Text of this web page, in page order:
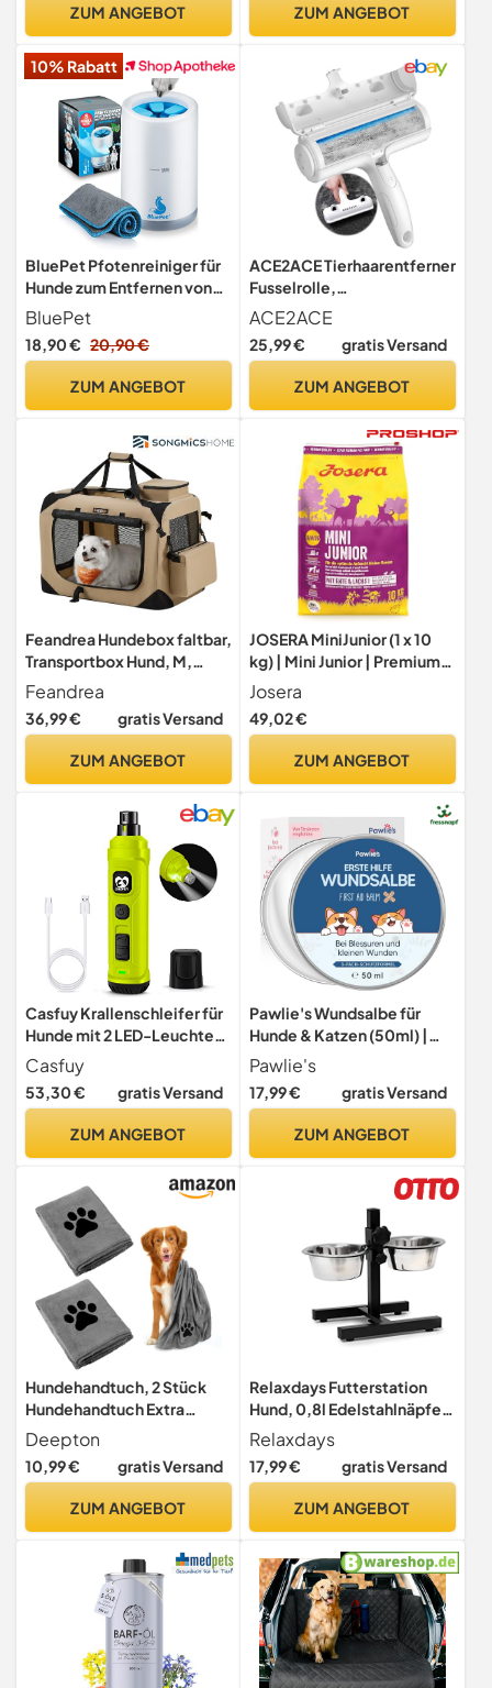
ZUM ANGEBOT ZUM ANGEBOT
10% Rabatt
BluePet Pfotenreiniger für
Hunde zum Entfernen von
Sand, Dreck & Schmutz von
Hundepfoten I Inkl.
Mikrofaser-Handtuch I
und Urlaub - PfotenBlitz
BluePet
18,90 € 20,90 €
ZUM ANGEBOT
ACE2ACE Tierhaarentferner
Fusselrolle,
Katzenhaarentferner
ACE2ACE
25,99 € gratis Versand
ZUM ANGEBOT
Feandrea Hundebox faltbar,
Transportbox Hund, M,
Hundetasche, Oxford-
Gewebe, Netzstoff,
atmungsaktiv tragbar
Metallrahmen, mit Griffen,
Kamelbraun PDC060K01
Feandrea
36,99 € gratis Versand
ZUM ANGEBOT
JOSERA MiniJunior (1 x 10
kg) | Mini Junior | Premium
Trockenfutter für
wachsende Hunde ab der 6.
Woche | Ente & Lachs |
Entwicklung | weizenfrei |
Josera
49,02 €
ZUM ANGEBOT
Casfuy Krallenschleifer für
Hunde mit 2 LED-Leuchten
– 2 Geschwindigkeiten,
leiser, leistungsstarker
elektrischer
mittelgroße Hunde und
Casfuy
53,30 € gratis Versand
ZUM ANGEBOT
Pawlie's Wundsalbe für
Hunde & Katzen (50ml) |
Schnelle Regeneration &
sanfte Reinigung | Anti-
Juckreiz-Formel für
sicher (auch bei Ablecken) |
Pawlie's
17,99 € gratis Versand
ZUM ANGEBOT
Hundehandtuch, 2 Stück
Hundehandtuch Extra
Saugfähig für Hunde Und
Katzen
Deepton
10,99 € gratis Versand
ZUM ANGEBOT
Relaxdays Futterstation
Hund, 0,8l Edelstahlnäpfe,
Napfständer
höhenverstellbar HBT 27 x
36 x 21,5cm, rutschfest,
Relaxdays
17,99 € gratis Versand
ZUM ANGEBOT